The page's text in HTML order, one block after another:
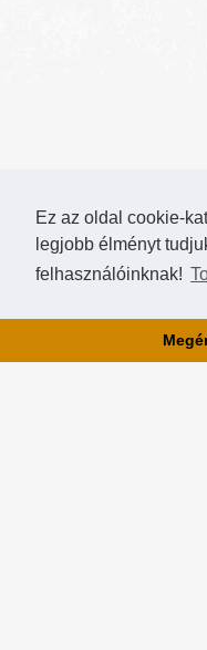
Ez az oldal cookie-
legjobb élményt
felhasználóinknak!